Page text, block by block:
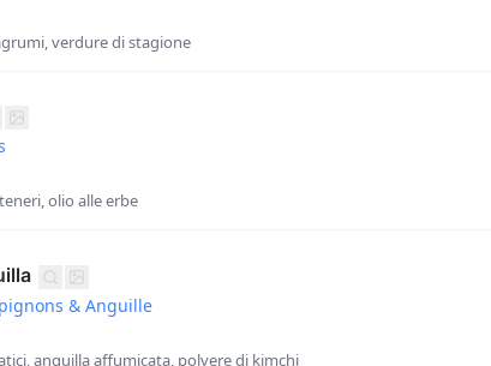
verdure di stagione
olio alle erbe
& Anguille
anguilla affumicata, polvere di kimchi